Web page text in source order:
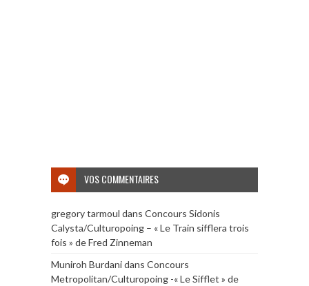
VOS COMMENTAIRES
gregory tarmoul dans Concours Sidonis
Calysta/Culturopoing – « Le Train sifflera trois
fois » de Fred Zinneman
Muniroh Burdanidans Concours
Metropolitan/Culturopoing -« Le Sifflet » de